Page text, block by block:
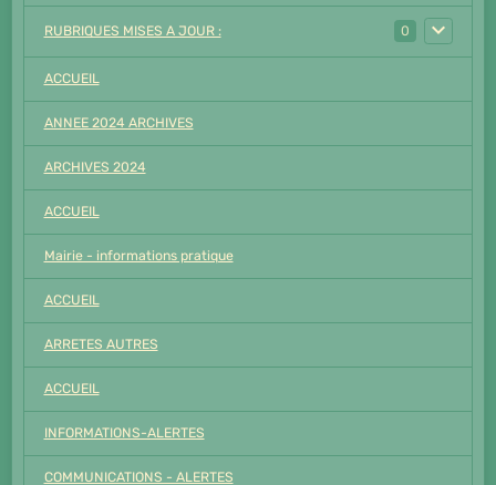
RUBRIQUES MISES A JOUR : 0
ACCUEIL
ANNEE 2024 ARCHIVES
ARCHIVES 2024
ACCUEIL
Mairie - informations pratique
ACCUEIL
ARRETES AUTRES
ACCUEIL
INFORMATIONS-ALERTES
COMMUNICATIONS - ALERTES